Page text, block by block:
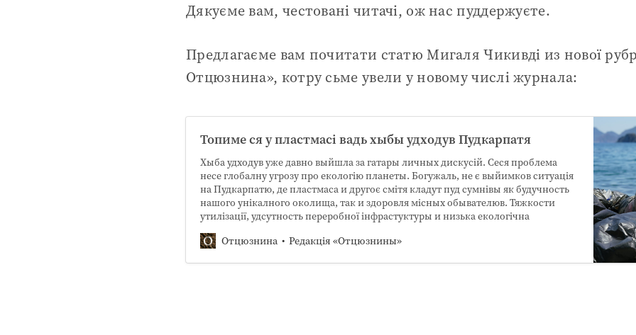
Дякуєме вам, честовані читачі, ож нас пуддержуєте.
Предлагаєме вам почитати статю Мигаля Чикивді из нової
Отцюзнина», котру сьме увели у новому числі журнала:
Топиме ся у пластмасі вадь хыбы удходув Пудкарпатя
Хыба удходув уже давно выйшла за гатары личных дискусій. Сеся проблема
несе глобалну угрозу про екологію планеты. Богужаль, не є выйимков ситуація
на Пудкарпатю, де пластмаса и другоє смітя кладут пуд сумнівы як будучность
нашого унікалного околища, так и здоровля місных обывателюв. Тяжкости
утилізації, удсутность переробної інфрастуктуры и низька екологічна
Отцюзнина
Редакція «Отцюзнины»